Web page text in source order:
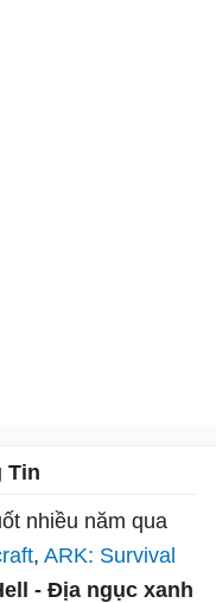
Tin
nhiều năm qua
, ARK: Survival
- Địa ngục xanh